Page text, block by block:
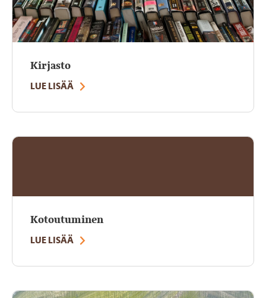
Kirjasto
LUE LISÄÄ
Kotoutuminen
LUE LISÄÄ